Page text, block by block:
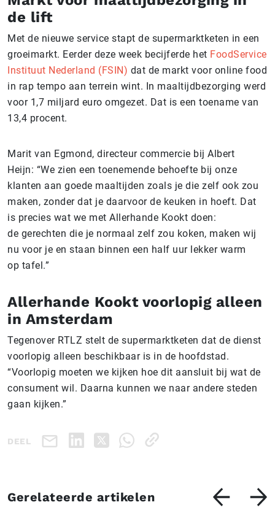
de lift
Met de nieuwe service stapt de supermarktketen in een
groeimarkt. Eerder deze week becijferde het FoodService
Instituut Nederland (FSIN) dat de markt voor online food
in rap tempo aan terrein wint. In maaltijdbezorging werd
voor 1,7 miljard euro omgezet. Dat is een toename van
13,4 procent.
Marit van Egmond, directeur commercie bij Albert
Heijn: “We zien een toenemende behoefte bij onze
klanten aan goede maaltijden zoals je die zelf ook zou
maken, zonder dat je daarvoor de keuken in hoeft. Dat
is precies wat we met Allerhande Kookt doen:
de gerechten die je normaal zelf zou koken, maken wij
nu voor je en staan binnen een half uur lekker warm
op tafel.”
Allerhande Kookt voorlopig alleen
in Amsterdam
Tegenover RTLZ stelt de supermarktketen dat de dienst
voorlopig alleen beschikbaar is in de hoofdstad.
“Voorlopig moeten we kijken hoe dit aansluit bij wat de
consument wil. Daarna kunnen we naar andere steden
gaan kijken.”
DEEL
Gerelateerde artikelen